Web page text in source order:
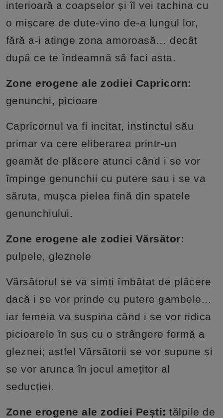
interioară a coapselor și îl vei tachina cu
o mișcare de dute-vino de-a lungul lor,
fără a-i atinge zona amoroasă… decât
după ce te îndeamnă să faci asta.
Zone erogene ale zodiei Capricorn:
genunchi, picioare
Capricornul va fi incitat, instinctul său
primar va cere eliberarea printr-un
geamăt de plăcere atunci când i se vor
împinge genunchii cu putere sau i se va
săruta, mușca pielea fină din spatele
genunchiului.
Zone erogene ale zodiei Vărsător:
pulpele, gleznele
Vărsătorul se va simți îmbătat de plăcere
dacă i se vor prinde cu putere gambele...
iar femeia va suspina când i se vor ridica
picioarele în sus cu o strângere fermă a
gleznei; astfel Vărsătorii se vor supune și
se vor arunca în jocul amețitor al
seducției.
Zone erogene ale zodiei Pești:tălpile de